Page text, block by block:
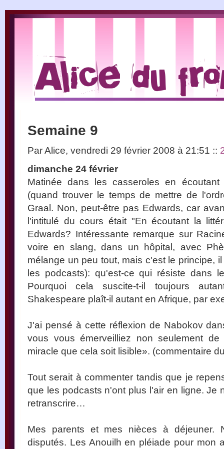
Semaine 9
Par Alice, vendredi 29 février 2008 à 21:51 ::
dimanche 24 février
Matinée dans les casseroles en
(quand trouver le temps de mettre de
Graal. Non, peut-être pas Edwards, car
l'intitulé du cours était "En écoutant la
Edwards? Intéressante remarque sur
voire en slang, dans un hôpital, avec
mélange un peu tout, mais c'est le principe,
les podcasts): qu'est-ce qui résiste dans
Pourquoi cela suscite-t-il toujours
Shakespeare plaît-il autant en Afrique, par
J'ai pensé à cette réflexion de Nabokov
vous vous émerveilliez non seulement
miracle que cela soit lisible». (commentaire
Tout serait à commenter tandis que je
que les podcasts n'ont plus l'air en ligne. Je
retranscrire…
Mes parents et mes nièces à déjeuner.
disputés. Les Anouilh en pléiade pour mon